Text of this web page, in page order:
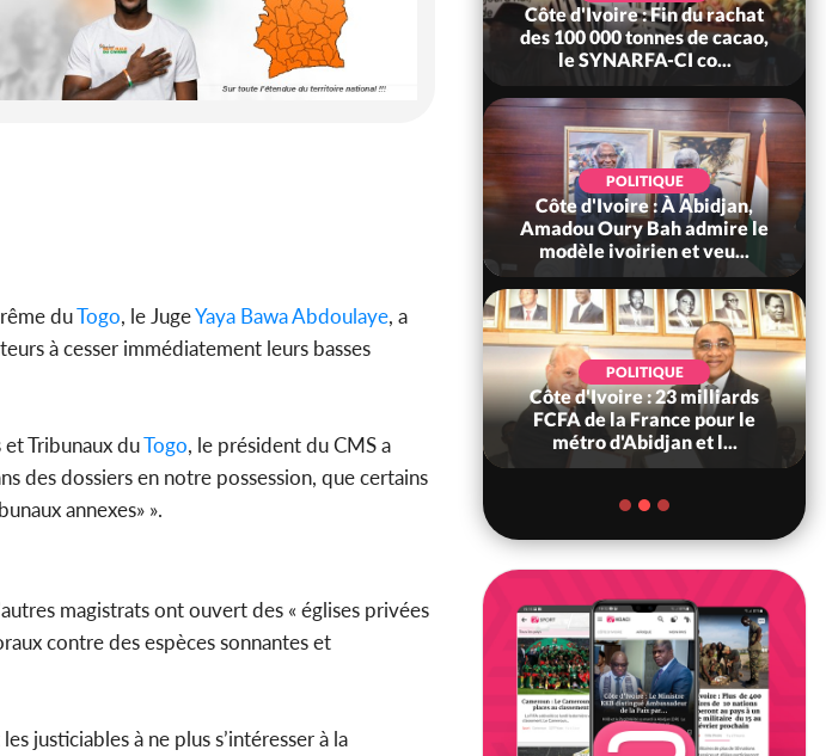
duTogo, le JugeYaya Bawa Abdoulaye, a
à cesser immédiatement leurs basses
Tribunaux duTogo, le président du CMS a
des dossiers en notre possession, que certains
annexes» ».
magistrats ont ouvert des « églises privées
contre des espèces sonnantes et
justiciables à ne plus s’intéresser à la
Côte d'Ivoire : Fête nationale,
Alassane Ouattara accorde
la grâce à 4 661...
conseiller de Soro a recou...
Côte d'Ivoire : Fin du rachat
des 100 000 tonnes de cacao,
le SYNARFA-CI co...
POLITIQUE
Côte d'Ivoire : À Abidjan,
Amadou Oury Bah admire le
modèle ivoirien et veu...
POLITIQUE
Côte d'Ivoire : 23 milliards
FCFA de la France pour le
métro d'Abidjan et l...